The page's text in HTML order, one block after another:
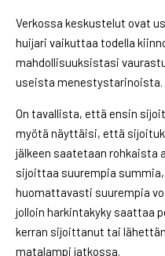
Verkossa keskustelut ovat
huijari vaikuttaa todella
mahdollisuuksistasi
useista menestystarinoista.
On tavallista, että ensin
myötä näyttäisi, että
jälkeen saatetaan rohkaista
sijoittaa suurempia summia,
huomattavasti suurempia
jolloin harkintakyky saattaa
kerran sijoittanut tai
matalampi jatkossa.